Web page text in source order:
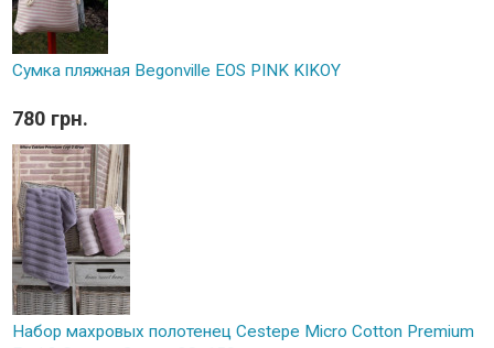
Сумка пляжная Begonville EOS PINK KIKOY
780 грн.
Набор махровых полотенец Cestepe Micro Cotton Premium